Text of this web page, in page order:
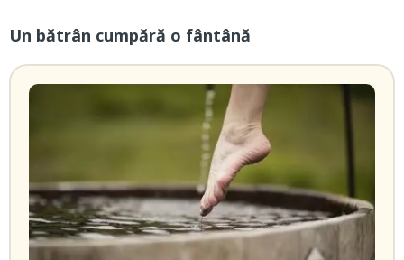
Un bătrân cumpără o fântână